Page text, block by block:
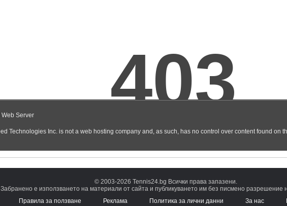
© 2003-2026 Tennis24.bg Всички права запазени.
Забранено е използването на материали от сайта и публикуването им без писмено разрешение
Правила за ползване
Реклама Политика за лични данни За нас